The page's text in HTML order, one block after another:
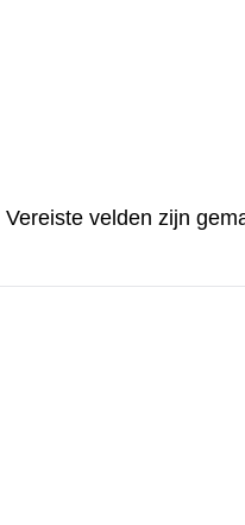
Vereiste velden zijn